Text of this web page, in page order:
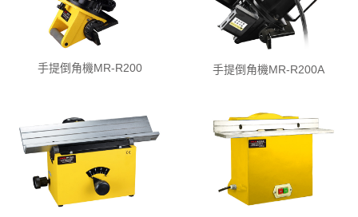
手提倒角機MR-R200 手提倒角機MR-R200A